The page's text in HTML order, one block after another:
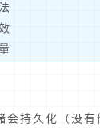
持久化（没有